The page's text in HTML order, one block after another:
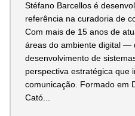
Stéfano Barcellos é
referência na curadoria de
Com mais de 15 anos de
áreas do ambiente digital —
desenvolvimento de
perspectiva estratégica que
comunicação. Formado em
Cató...